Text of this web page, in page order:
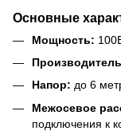
Основные
Мощность:
Напор: до 6
Межосевое
подключения к